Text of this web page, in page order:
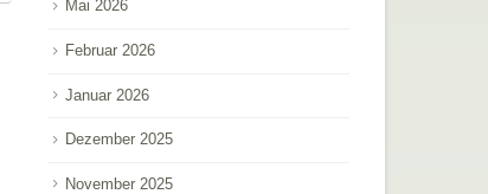
Mai 2026
Februar 2026
Januar 2026
Dezember 2025
November 2025